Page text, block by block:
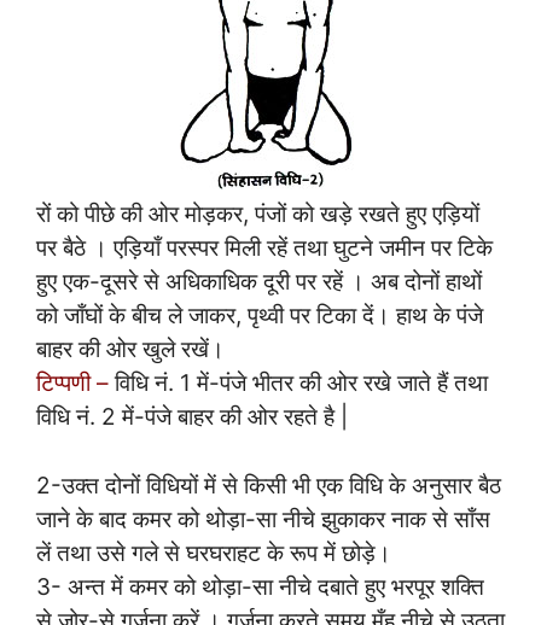
रों को पीछे की ओर मोड़कर, पंजों को खड़े रखते हुए एड़ियों
पर बैठे । एड़ियाँ परस्पर मिली रहें तथा घुटने जमीन पर टिके
हुए एक-दूसरे से अधिकाधिक दूरी पर रहें । अब दोनों हाथों
को जाँघों के बीच ले जाकर, पृथ्वी पर टिका दें। हाथ के पंजे
बाहर की ओर खुले रखें।
टिप्पणी –विधि नं. 1 में-पंजे भीतर की ओर रखे जाते हैं तथा
विधि नं. 2 में-पंजे बाहर की ओर रहते है |
2-उक्त दोनों विधियों में से किसी भी एक विधि के अनुसार बैठ
जाने के बाद कमर को थोड़ा-सा नीचे झुकाकर नाक से साँस
लें तथा उसे गले से घरघराहट के रूप में छोड़े।
3- अन्त में कमर को थोड़ा-सा नीचे दबाते हुए भरपूर शक्ति